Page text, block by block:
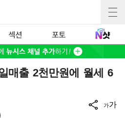
섹션 포토
매출 2천만원에 월세 6
가가